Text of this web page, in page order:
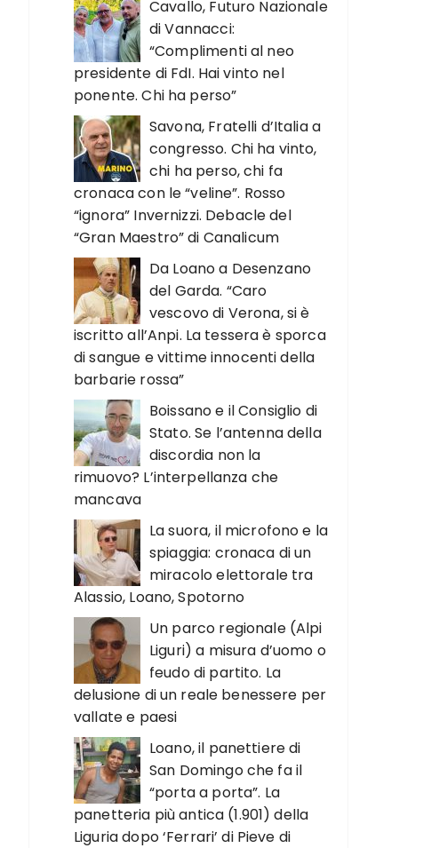
Cavallo, Futuro Nazionale
di Vannacci:
“Complimenti al neo
presidente di FdI. Hai vinto nel
ponente. Chi ha perso”
Savona, Fratelli d’Italia a
congresso. Chi ha vinto,
chi ha perso, chi fa
cronaca con le “veline”. Rosso
“ignora” Invernizzi. Debacle del
“Gran Maestro” di Canalicum
Da Loano a Desenzano
del Garda. “Caro
vescovo di Verona, si è
iscritto all’Anpi. La tessera è sporca
di sangue e vittime innocenti della
barbarie rossa”
Boissano e il Consiglio di
Stato. Se l’antenna della
discordia non la
rimuovo? L’interpellanza che
mancava
La suora, il microfono e la
spiaggia: cronaca di un
miracolo elettorale tra
Alassio, Loano, Spotorno
Un parco regionale (Alpi
Liguri) a misura d’uomo o
feudo di partito. La
delusione di un reale benessere per
vallate e paesi
Loano, il panettiere di
San Domingo che fa il
“porta a porta”. La
panetteria più antica (1.901) della
Liguria dopo ‘Ferrari’ di Pieve di